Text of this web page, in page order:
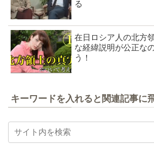
る
在日ロシア人の北方
な経緯説明が公正な
う！
キーワードを入れると関連記事に